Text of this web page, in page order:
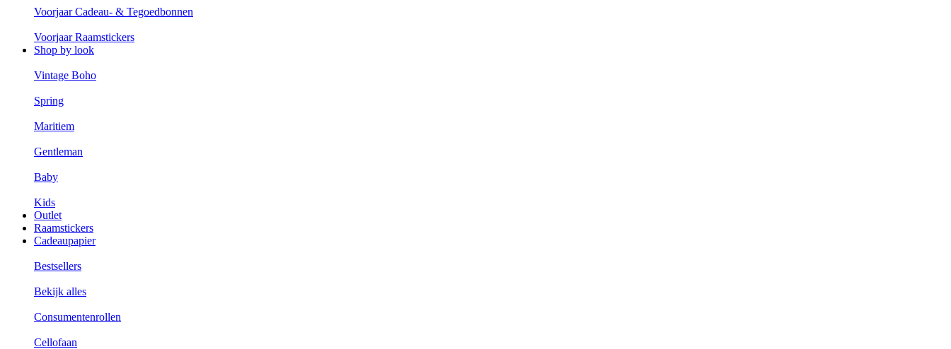
Voorjaar Cadeau- & Tegoedbonnen
Voorjaar Raamstickers
Shop by look
Vintage Boho
Spring
Maritiem
Gentleman
Baby
Kids
Outlet
Raamstickers
Cadeaupapier
Bestsellers
Bekijk alles
Consumentenrollen
Cellofaan